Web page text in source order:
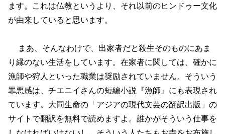
ます。これは仏教というより、それ以前のヒンドゥー文化
が由来していると思います。
まあ、そんなわけで、出家者だと殺生そのものにあま
り縁のない生活をしています。在家者に関しては、確かに
漁師や狩人といった職業は奨励されていません。そういう
罪悪感は、チエニイさんの短編小説『漁師』にも表現され
ています。大同生命の「アジアの現代文芸の翻訳出版」の
サイトで翻訳を無料で読めますよ。誰かがそういう仕事を